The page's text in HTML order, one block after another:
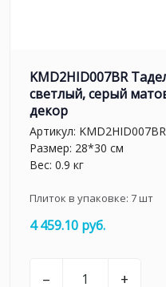
KMD2HID007BR
светлый, серый
декор
Артикул: KMD2HID007BR
Размер: 28*30 см
Вес: 0.9 кг
Плиток в упаковке: 7шт
4 459.10 руб.
– +